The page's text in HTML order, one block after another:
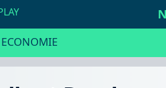
ECONOMIE